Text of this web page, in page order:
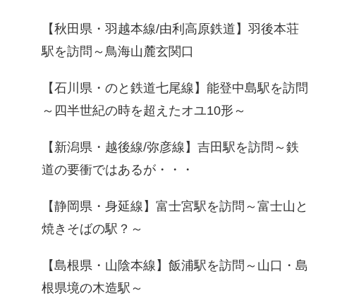
【秋田県・羽越本線/由利高原鉄道】羽後本荘
駅を訪問～鳥海山麓玄関口
【石川県・のと鉄道七尾線】能登中島駅を訪問
～四半世紀の時を超えたオユ10形～
【新潟県・越後線/弥彦線】吉田駅を訪問～鉄
道の要衝ではあるが・・・
【静岡県・身延線】富士宮駅を訪問～富士山と
焼きそばの駅？～
【島根県・山陰本線】飯浦駅を訪問～山口・島
根県境の木造駅～